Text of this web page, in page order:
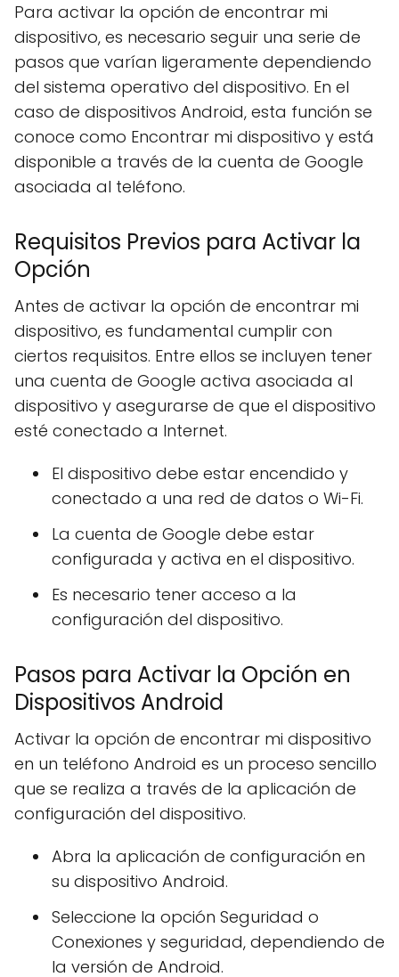
Para activar la opción de encontrar mi
dispositivo, es necesario seguir una serie de
pasos que varían ligeramente dependiendo
del sistema operativo del dispositivo. En el
caso de dispositivos Android, esta función se
conoce como Encontrar mi dispositivo y está
disponible a través de la cuenta de Google
asociada al teléfono.
Requisitos Previos para Activar la
Opción
Antes de activar la opción de encontrar mi
dispositivo, es fundamental cumplir con
ciertos requisitos. Entre ellos se incluyen tener
una cuenta de Google activa asociada al
dispositivo y asegurarse de que el dispositivo
esté conectado a Internet.
El dispositivo debe estar encendido y
conectado a una red de datos o Wi-Fi.
La cuenta de Google debe estar
configurada y activa en el dispositivo.
Es necesario tener acceso a la
configuración del dispositivo.
Pasos para Activar la Opción en
Dispositivos Android
Activar la opción de encontrar mi dispositivo
en un teléfono Android es un proceso sencillo
que se realiza a través de la aplicación de
configuración del dispositivo.
Abra la aplicación de configuración en
su dispositivo Android.
Seleccione la opción Seguridad o
Conexiones y seguridad, dependiendo de
la versión de Android.